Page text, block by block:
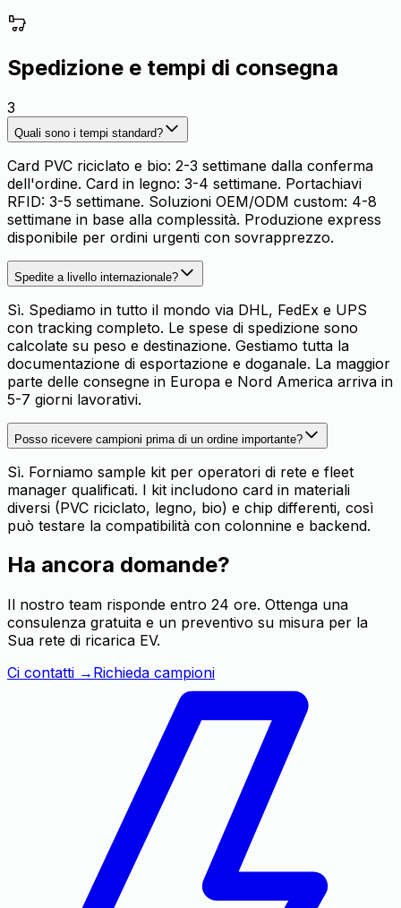
Spedizione e tempi di consegna
3
Quali sono i tempi standard?
Card PVC riciclato e bio: 2-3 settimane dalla conferma
dell'ordine. Card in legno: 3-4 settimane. Portachiavi
RFID: 3-5 settimane. Soluzioni OEM/ODM custom: 4-8
settimane in base alla complessità. Produzione express
disponibile per ordini urgenti con sovrapprezzo.
Spedite a livello internazionale?
Sì. Spediamo in tutto il mondo via DHL, FedEx e UPS
con tracking completo. Le spese di spedizione sono
calcolate su peso e destinazione. Gestiamo tutta la
documentazione di esportazione e doganale. La maggior
parte delle consegne in Europa e Nord America arriva in
5-7 giorni lavorativi.
Posso ricevere campioni prima di un ordine importante?
Sì. Forniamo sample kit per operatori di rete e fleet
manager qualificati. I kit includono card in materiali
diversi (PVC riciclato, legno, bio) e chip differenti, così
può testare la compatibilità con colonnine e backend.
Ha ancora domande?
Il nostro team risponde entro 24 ore. Ottenga una
consulenza gratuita e un preventivo su misura per la
Sua rete di ricarica EV.
Ci contatti → Richieda campioni